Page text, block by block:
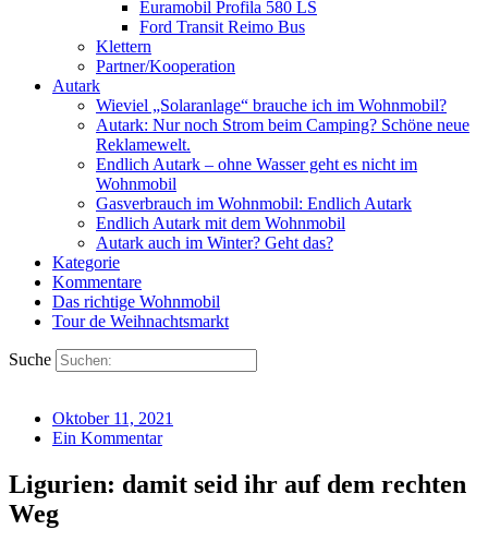
Euramobil Profila 580 LS
Ford Transit Reimo Bus
Klettern
Partner/Kooperation
Autark
Wieviel „Solaranlage“ brauche ich im Wohnmobil?
Autark: Nur noch Strom beim Camping? Schöne neue
Reklamewelt.
Endlich Autark – ohne Wasser geht es nicht im
Wohnmobil
Gasverbrauch im Wohnmobil: Endlich Autark
Endlich Autark mit dem Wohnmobil
Autark auch im Winter? Geht das?
Kategorie
Kommentare
Das richtige Wohnmobil
Tour de Weihnachtsmarkt
Suche
Oktober 11, 2021
Ein Kommentar
Ligurien: damit seid ihr auf dem rechten
Weg